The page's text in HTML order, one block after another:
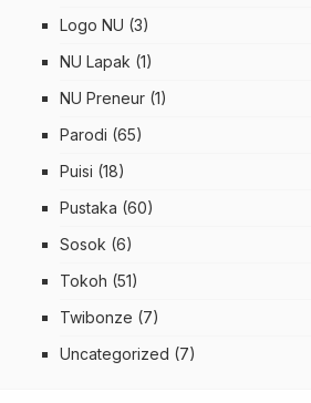
Logo NU (3)
NU Lapak (1)
NU Preneur (1)
Parodi (65)
Puisi (18)
Pustaka (60)
Sosok (6)
Tokoh (51)
Twibonze (7)
Uncategorized (7)